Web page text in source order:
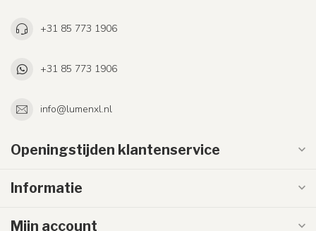
+31 85 773 1906
+31 85 773 1906
info@lumenxl.nl
Openingstijden klantenservice
Informatie
Mijn account